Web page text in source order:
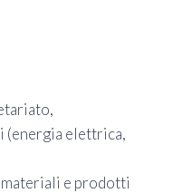
(energia elettrica,
e prodotti